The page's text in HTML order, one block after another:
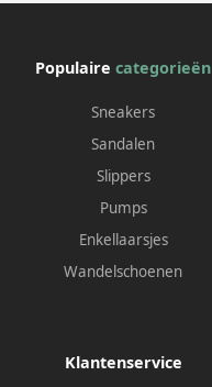
Populaire categorieën
Sneakers
Sandalen
Slippers
Pumps
Enkellaarsjes
Wandelschoenen
Klantenservice